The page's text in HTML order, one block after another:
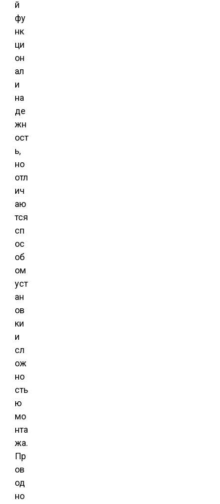
й
фу
нк
ци
он
ал
и
на
де
жн
ост
ь,
но
отл
ич
аю
тся
сп
ос
об
ом
уст
ан
ов
ки
и
сл
ож
но
сть
ю
мо
нта
жа.
Пр
ов
од
но